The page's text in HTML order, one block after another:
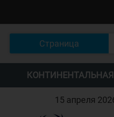
Страница
15 апреля